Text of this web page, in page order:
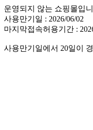
운영되지 않는 쇼핑몰입
사용만기일 : 2026/06/02
마지막접속허용기간 :
사용만기일에서 20일이